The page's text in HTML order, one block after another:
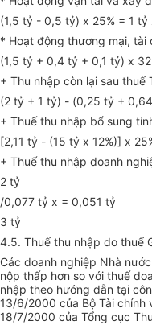
(1,5 tỷ - 0,5 tỷ) x 25% = 1
* Hoạt động thương mại, tài
(1,5 tỷ + 0,4 tỷ + 0,1 tỷ) x
+ Thu nhập còn lại sau thuế
(2 tỷ + 1 tỷ) - (0,25 tỷ +
+ Thuế thu nhập bổ sung
[2,11 tỷ - (15 tỷ x 12%)] x
+ Thuế thu nhập doanh
2 tỷ
/0,077 tỷ x = 0,051 tỷ
3 tỷ
4.5. Thuế thu nhập do thuế
Các doanh nghiệp Nhà
nộp thấp hơn so với thuế
nhập theo hướng dẫn tại
13/6/2000 của Bộ Tài chính
18/7/2000 của Tổng cục